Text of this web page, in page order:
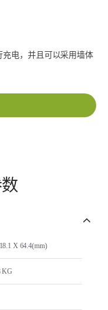
充电，并且可以采用墙体
X 64.4(mm)
KG